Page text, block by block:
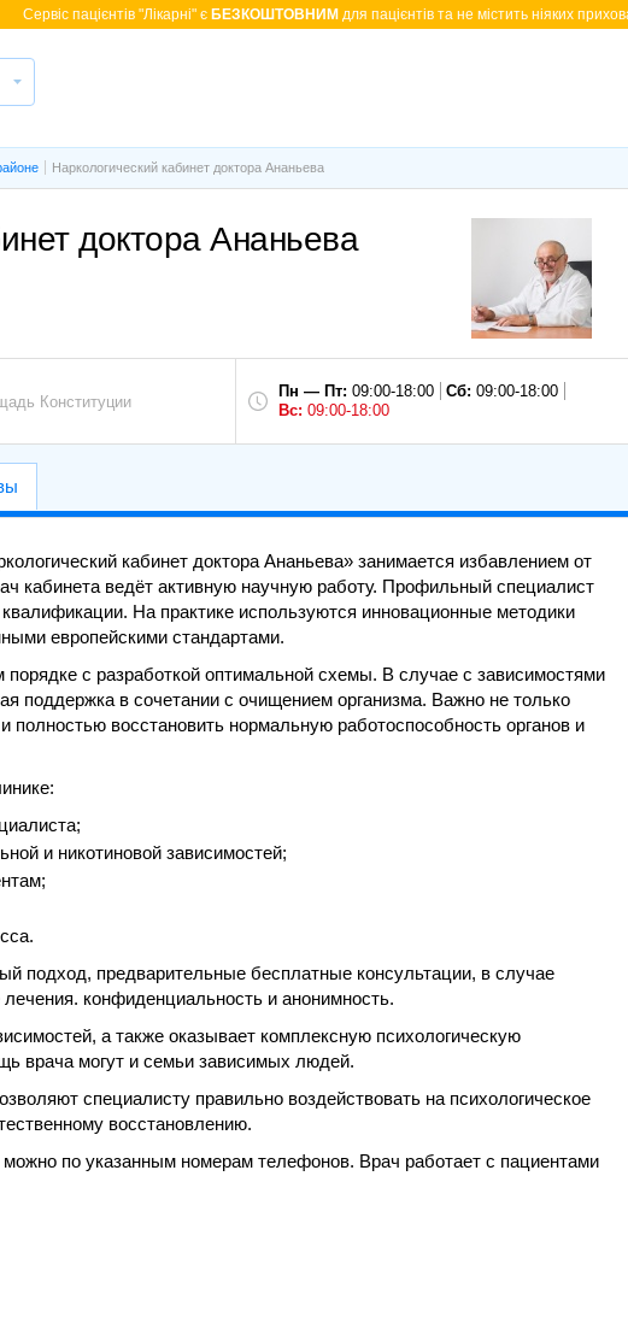
Cервіс пацієнтів "Лікарні" є БЕЗКОШТОВНИМ для пацієнтів та не містить ніяких
Наркологический кабинет доктора Ананьева
доктора Ананьева
Конституции
Пн — Пт: 09:00-18:00 Сб: 09:00-18:00
Вс: 09:00-18:00
кабинет доктора Ананьева» занимается избавлением от
кабинета ведёт активную научную работу. Профильный специалист
На практике используются инновационные методики
европейскими стандартами.
с разработкой оптимальной схемы. В случае с зависимостями
поддержка в сочетании с очищением организма. Важно не только
полностью восстановить нормальную работоспособность органов и
и никотиновой зависимостей;
подход, предварительные бесплатные консультации, в случае
конфиденциальность и анонимность.
а также оказывает комплексную психологическую
врача могут и семьи зависимых людей.
специалисту правильно воздействовать на психологическое
восстановлению.
по указанным номерам телефонов. Врач работает с пациентами